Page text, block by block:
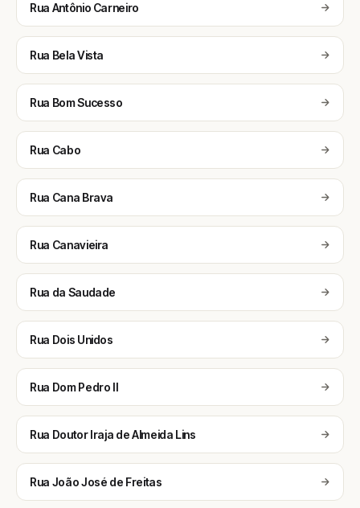
Rua Antônio Carneiro
Rua Bela Vista
Rua Bom Sucesso
Rua Cabo
Rua Cana Brava
Rua Canavieira
Rua da Saudade
Rua Dois Unidos
Rua Dom Pedro II
Rua Doutor Iraja de Almeida Lins
Rua João José de Freitas